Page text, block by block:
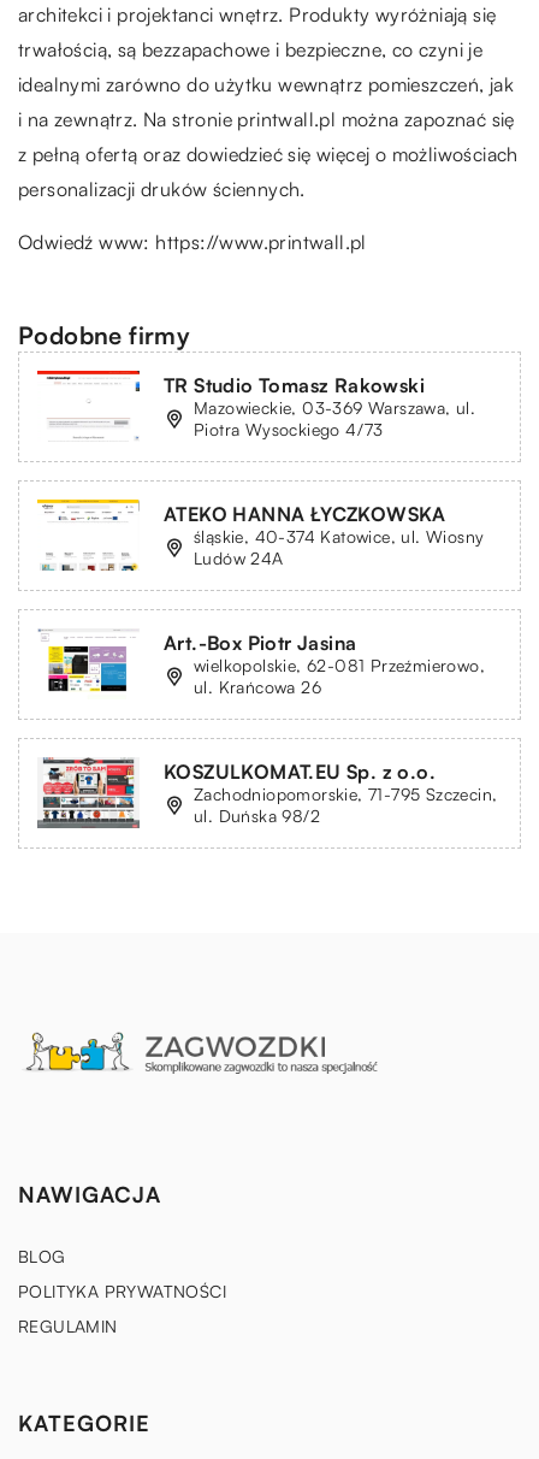
architekci i projektanci wnętrz. Produkty wyróżniają się
trwałością, są bezzapachowe i bezpieczne, co czyni je
idealnymi zarówno do użytku wewnątrz pomieszczeń, jak
i na zewnątrz. Na stronie printwall.pl można zapoznać się
z pełną ofertą oraz dowiedzieć się więcej o możliwościach
personalizacji druków ściennych.
Odwiedź www: https://www.printwall.pl
Podobne firmy
TR Studio Tomasz Rakowski
Mazowieckie, 03-369 Warszawa, ul.
Piotra Wysockiego 4/73
ATEKO HANNA ŁYCZKOWSKA
śląskie, 40-374 Katowice, ul. Wiosny
Ludów 24A
Art.-Box Piotr Jasina
wielkopolskie, 62-081 Przeźmierowo,
ul. Krańcowa 26
KOSZULKOMAT.EU Sp. z o.o.
Zachodniopomorskie, 71-795 Szczecin,
ul. Duńska 98/2
NAWIGACJA
BLOG
POLITYKA PRYWATNOŚCI
REGULAMIN
KATEGORIE